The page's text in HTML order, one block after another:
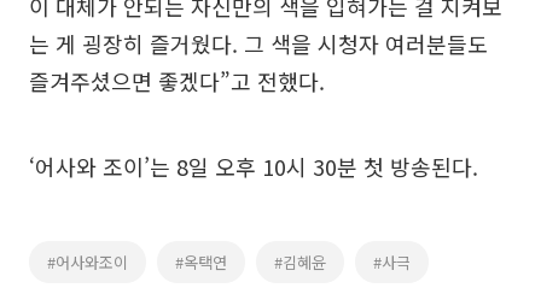
는 게 굉장히 즐거웠다. 그 색을 시청자 여러분들도
즐겨주셨으면 좋겠다”고 전했다.
‘어사와 조이’는 8일 오후 10시 30분 첫 방송된다.
#어사와조이 #옥택연 #김혜윤 #사극